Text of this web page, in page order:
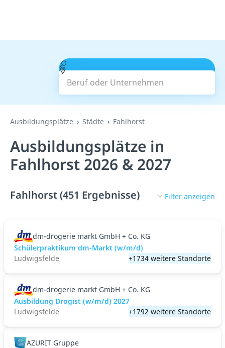
Beruf oder Unternehmen
Suchen
Ausbildungsplätze Städte Fahlhorst
Ausbildungsplätze in
Fahlhorst 2026 & 2027
Fahlhorst (451 Ergebnisse) Filter anzeigen
dm-drogerie markt GmbH + Co. KG
Schülerpraktikum dm-Markt (w/m/d)
Ludwigsfelde
+1734 weitere Standorte
dm-drogerie markt GmbH + Co. KG
Ausbildung Drogist (w/m/d) 2027
Ludwigsfelde
+1792 weitere Standorte
AZURIT Gruppe